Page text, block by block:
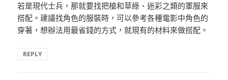
若是現代士兵，那就要找把槍和草綠、迷彩之類的軍服來
搭配。建議找角色的服裝時，可以參考各種電影中角色的
穿著，想辦法用最省錢的方式，就現有的材料來做搭配。
REPLY